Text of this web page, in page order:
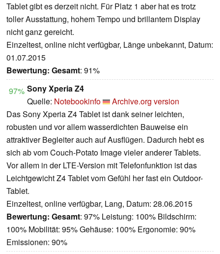
Tablet gibt es derzeit nicht. Für Platz 1 aber hat es trotz
toller Ausstattung, hohem Tempo und brillantem Display
nicht ganz gereicht.
Einzeltest, online nicht verfügbar, Länge unbekannt, Datum:
01.07.2015
Bewertung: Gesamt: 91%
97% Sony Xperia Z4
Quelle: Notebookinfo
Archive.org version
Das Sony Xperia Z4 Tablet ist dank seiner leichten,
robusten und vor allem wasserdichten Bauweise ein
attraktiver Begleiter auch auf Ausflügen. Dadurch hebt es
sich ab vom Couch-Potato Image vieler anderer Tablets.
Vor allem in der LTE-Version mit Telefonfunktion ist das
Leichtgewicht Z4 Tablet vom Gefühl her fast ein Outdoor-
Tablet.
Einzeltest, online verfügbar, Lang, Datum: 28.06.2015
Bewertung: Gesamt: 97% Leistung: 100% Bildschirm:
100% Mobilität: 95% Gehäuse: 100% Ergonomie: 90%
Emissionen: 90%